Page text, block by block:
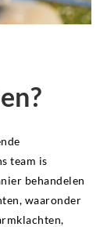
team is
behandelen
waaronder